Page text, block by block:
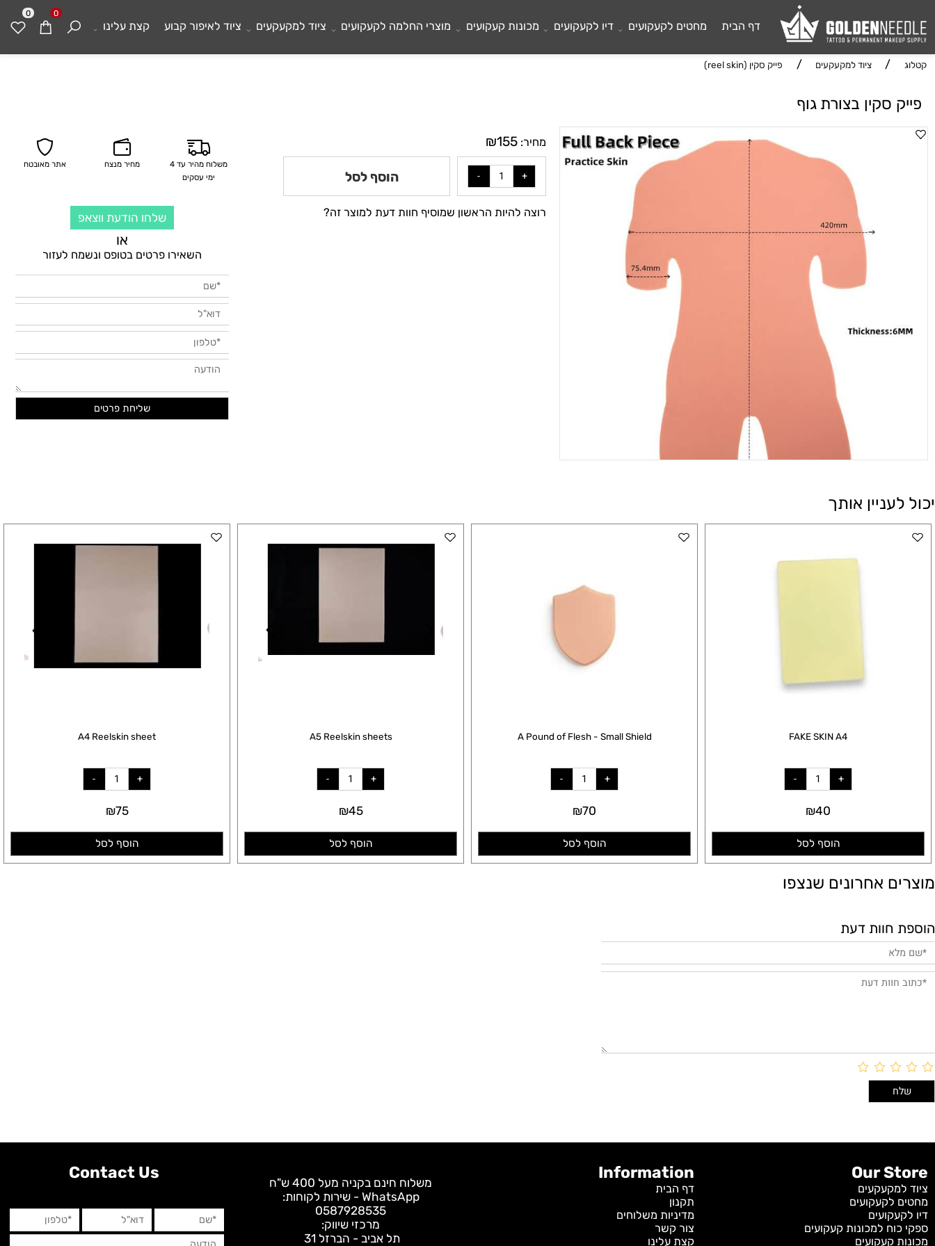
0 0
דף הבית מחטים לקעקועים דיו לקעקועים מכונות קעקועים מוצרי החלמה לקעקועים ציוד למקעקעים ציוד לאיפור קבוע קצת עלינו
/ ציוד למקעקעים / פייק סקין (reel skin)
סקין בצורת גוף
מחיר: ₪ 155
הוסף לסל
רוצה להיות הראשון שמוסיף חוות דעת למוצר זה?
משלוח מהיר עד 4
ימי עסקים
שלחו הודעת ווצאפ
או
אותך
FAKE SKIN A4
₪
הוסף לסל
A Pound of Flesh - Small Shield
₪
A5 Reelskin sheets
₪45
A4 Reelskin sheet
₪75
אחרונים שנצפו
דעת
Our
Information
דף הבית משלוח חינם בקניה מעל 400 ש"ח
Contact Us